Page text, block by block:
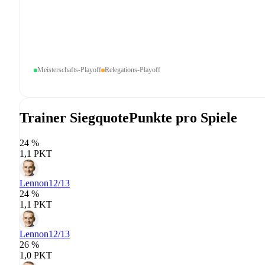
Meisterschafts-Playoff Relegations-Playoff
Trainer SiegquotePunkte pro Spiele
24 %
1,1 PKT
Lennon12/13
24 %
1,1 PKT
Lennon12/13
26 %
1,0 PKT